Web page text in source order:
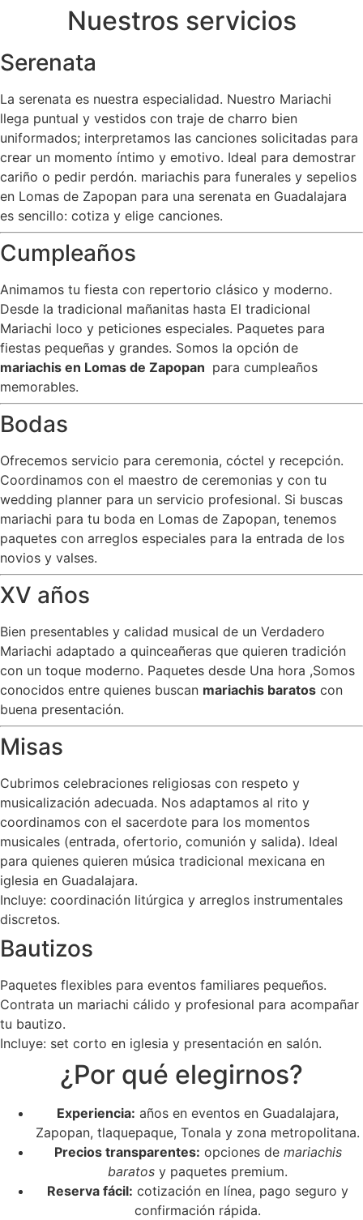
Nuestros servicios
Serenata
La serenata es nuestra especialidad. Nuestro Mariachi
llega puntual y vestidos con traje de charro bien
uniformados; interpretamos las canciones solicitadas para
crear un momento íntimo y emotivo. Ideal para demostrar
cariño o pedir perdón. mariachis para funerales y sepelios
en Lomas de Zapopan para una serenata en Guadalajara
es sencillo: cotiza y elige canciones.
Cumpleaños
Animamos tu fiesta con repertorio clásico y moderno.
Desde la tradicional mañanitas hasta El tradicional
Mariachi loco y peticiones especiales. Paquetes para
fiestas pequeñas y grandes. Somos la opción de
mariachis en Lomas de Zapopan para cumpleaños
memorables.
Bodas
Ofrecemos servicio para ceremonia, cóctel y recepción.
Coordinamos con el maestro de ceremonias y con tu
wedding planner para un servicio profesional. Si buscas
mariachi para tu boda en Lomas de Zapopan, tenemos
paquetes con arreglos especiales para la entrada de los
novios y valses.
XV años
Bien presentables y calidad musical de un Verdadero
Mariachi adaptado a quinceañeras que quieren tradición
con un toque moderno. Paquetes desde Una hora ,Somos
conocidos entre quienes buscan mariachis baratos con
buena presentación.
Misas
Cubrimos celebraciones religiosas con respeto y
musicalización adecuada. Nos adaptamos al rito y
coordinamos con el sacerdote para los momentos
musicales (entrada, ofertorio, comunión y salida). Ideal
para quienes quieren música tradicional mexicana en
iglesia en Guadalajara.
Incluye: coordinación litúrgica y arreglos instrumentales
discretos.
Bautizos
Paquetes flexibles para eventos familiares pequeños.
Contrata un mariachi cálido y profesional para acompañar
tu bautizo.
Incluye: set corto en iglesia y presentación en salón.
¿Por qué elegirnos?
Experiencia: años en eventos en Guadalajara,
Zapopan, tlaquepaque, Tonala y zona metropolitana.
Precios transparentes: opciones de mariachis
baratos y paquetes premium.
Reserva fácil: cotización en línea, pago seguro y
confirmación rápida.